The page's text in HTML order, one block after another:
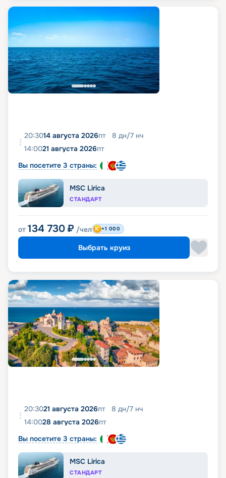
20:3014 августа 2026пт 8 дн/7 нч
14:0021 августа 2026пт
Вы посетите 3 страны:
MSC Lirica
СТАНДАРТ
от 134 730 ₽ /чел +1 000
Выбрать круиз
20:3021 августа 2026пт 8 дн/7 нч
14:0028 августа 2026пт
Вы посетите 3 страны:
MSC Lirica
СТАНДАРТ